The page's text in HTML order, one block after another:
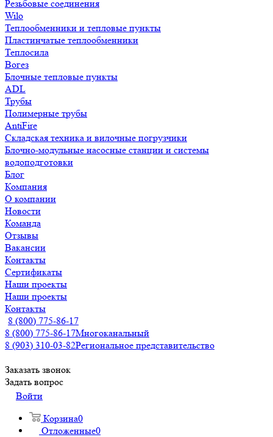
Резьбовые соединения
Wilo
Теплообменники и тепловые пункты
Пластинчатые теплообменники
Теплосила
Вогез
Блочные тепловые пункты
ADL
Трубы
Полимерные трубы
AntiFire
Складская техника и вилочные погрузчики
Блочно-модульные насосные станции и системы
водоподготовки
Блог
Компания
О компании
Новости
Команда
Отзывы
Вакансии
Контакты
Сертификаты
Наши проекты
Наши проекты
Контакты
8 (800) 775-86-17
8 (800) 775-86-17Многоканальный
8 (903) 310-03-82Региональное представительство
Заказать звонок
Задать вопрос
Войти
Корзина0
Отложенные0